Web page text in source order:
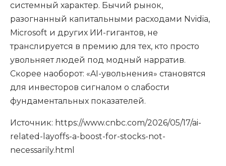
системный характер. Бычий рынок,
разогнанный капитальными расходами Nvidia,
Microsoft и других ИИ-гигантов, не
транслируется в премию для тех, кто просто
увольняет людей под модный нарратив.
Скорее наоборот: «AI-увольнения» становятся
для инвесторов сигналом о слабости
фундаментальных показателей.
Источник: https://www.cnbc.com/2026/05/17/ai-
related-layoffs-a-boost-for-stocks-not-
necessarily.html